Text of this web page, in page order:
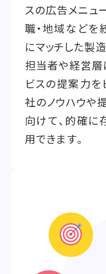
スの広告メニュ
職・地域などを
にマッチした製
担当者や経営層
ビスの提案力を
社のノウハウや
向けて、的確に
用できます。